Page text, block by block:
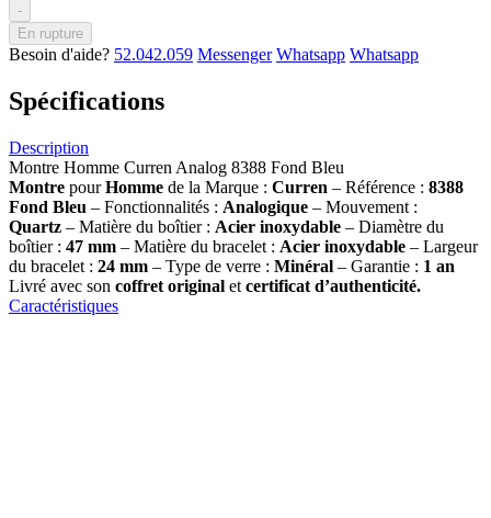
-
En rupture
Besoin d'aide? 52.042.059 Messenger Whatsapp Whatsapp
Spécifications
Description
Montre Homme Curren Analog 8388 Fond Bleu
Montre pourHomme de la Marque : Curren – Référence : 8388
Fond Bleu – Fonctionnalités : Analogique – Mouvement :
Quartz – Matière du boîtier : Acier inoxydable – Diamètre du
boîtier : 47 mm – Matière du bracelet : Acier inoxydable – Largeur
du bracelet : 24 mm – Type de verre : Minéral – Garantie : 1 an
Livré avec son coffret original et certificat d’authenticité.
Caractéristiques